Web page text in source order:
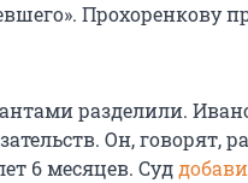
Прохоренкову
разделили.
Он, говорят,
6 месяцев. Суд